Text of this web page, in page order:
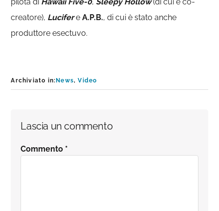
creatore), LucifereA.P.B., di cui è stato anche
produttore esectuvo.
Archiviato in: News,Video
Interazioni
del
Lascia un commento
Commento *